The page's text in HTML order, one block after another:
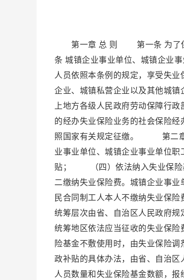
第一章 总 则 第一条 为了保
条 城镇企业事业单位、城镇企业
人员依照本条例的规定，享受失
企业、城镇私营企业以及其他城
上地方各级人民政府劳动保障行
的经办失业保险业务的社会保险
照国家有关规定征缴。 第二
业事业单位、城镇企业事业单
贴； （四）依法纳入失业保险
二缴纳失业保险费。城镇企业事
民合同制工人本人不缴纳失业保
统筹层次由省、自治区人民政
统筹地区依法应当征收的失业保
险基金不敷使用时，由失业保险
政补贴的具体办法，由省、自治
人员数量和失业保险基金数额，